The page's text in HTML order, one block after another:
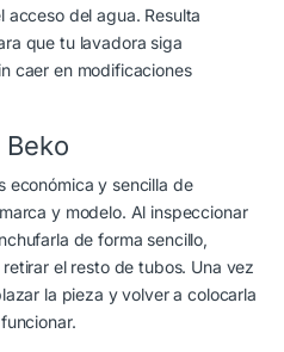
del agua. Resulta
que tu lavadora siga
caer en modificaciones
Beko
económica y sencilla de
y modelo. Al inspeccionar
de forma sencillo,
el resto de tubos. Una vez
la pieza y volver a colocarla